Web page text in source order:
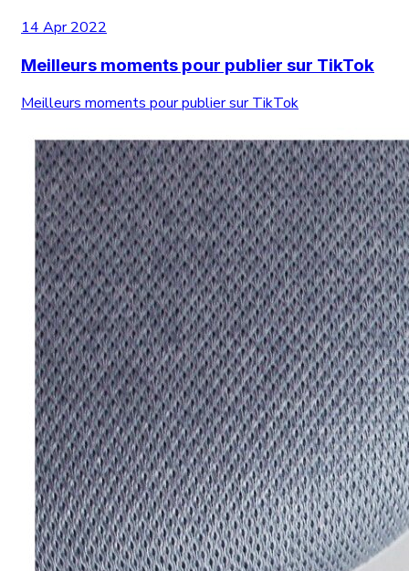
14 Apr 2022
Meilleurs moments pour publier sur TikTok
Meilleurs moments pour publier sur TikTok